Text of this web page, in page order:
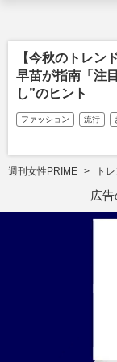
【今秋のトレン
早苗が指南「注
し”のヒント
ファッション 流行
週刊女性PRIME ト
広